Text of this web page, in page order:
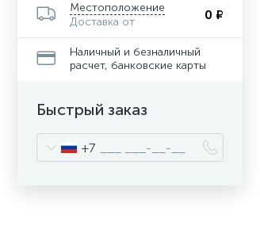
Местоположение
Доставка от
0 ₽
Наличный и безналичный
расчет, банковские карты
Быстрый заказ
+7